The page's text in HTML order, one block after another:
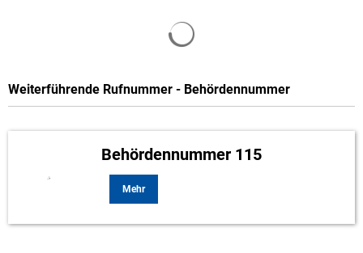
Weiterführende Rufnummer - Behördennummer
Behördennummer 115
Mehr